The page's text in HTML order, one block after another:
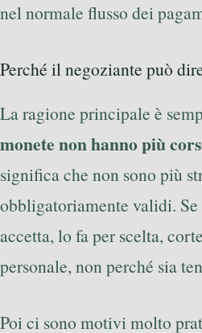
nel normale flusso dei
Perché il negoziante può
La ragione principale è
monete non hanno più
significa che non sono più
obbligatoriamente validi.
accetta, lo fa per scelta,
personale, non perché sia
Poi ci sono motivi molto